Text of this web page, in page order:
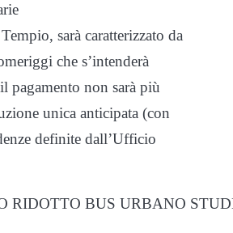
sarà caratterizzato da
che s’intenderà
pagamento non sarà più
unica anticipata (con
definite dall’Ufficio
RIDOTTO BUS URBANO